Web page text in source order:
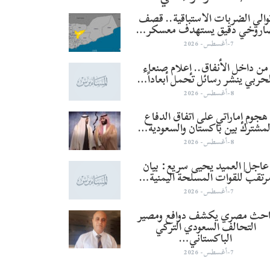
الضربات الاستباقية.. قصف
دقيق يستهدف معسكر…
7-أغسطس- 2026
من داخل الأنفاق.. إعلام صنعاء
ينشر رسائل تحمل أبعاداً…
8-أغسطس- 2026
هجوم إماراتي على اتفاق الدفاع
بين باكستان والسعودية…
8-أغسطس- 2026
عاجل| العميد يحيى سريع: بيان
للقوات المسلحة اليمنية…
7-أغسطس- 2026
مصري يكشف دوافع ومصير
التحالف السعودي التركي
الباكستاني…
7-أغسطس- 2026